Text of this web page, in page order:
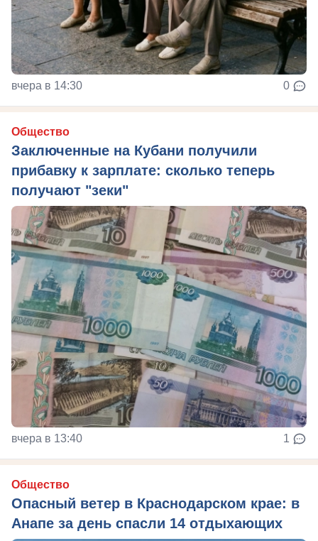
вчера в 14:30 0
Общество
Заключенные на Кубани получили
прибавку к зарплате: сколько теперь
получают "зеки"
вчера в 13:40 1
Общество
Опасный ветер в Краснодарском крае: в
Анапе за день спасли 14 отдыхающих